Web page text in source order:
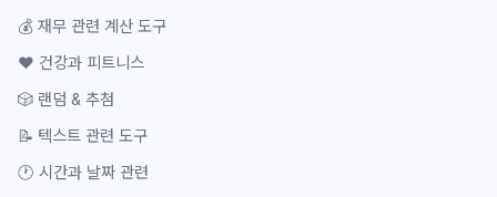
💰 재무 관련 계산 도구
❤️ 건강과 피트니스
🎲 랜덤 & 추첨
📝 텍스트 관련 도구
🕐 시간과 날짜 관련